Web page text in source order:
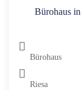
Bürohaus
Bürohaus
Riesa